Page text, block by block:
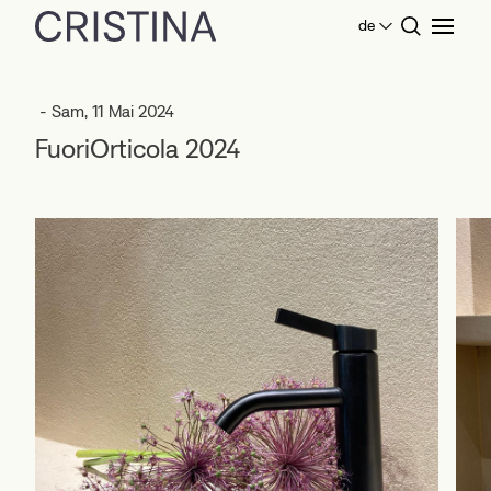
de
- Sam, 11 Mai 2024
FuoriOrticola 2024